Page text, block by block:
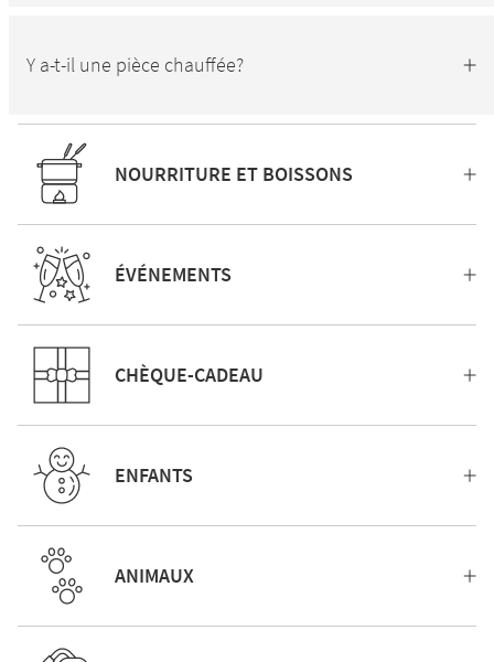
Y a-t-il une pièce chauffée?
NOURRITURE ET BOISSONS
ÉVÉNEMENTS
CHÈQUE-CADEAU
ENFANTS
ANIMAUX